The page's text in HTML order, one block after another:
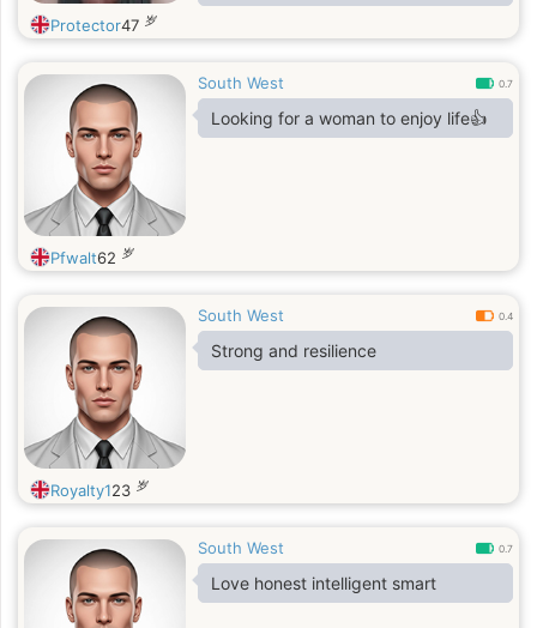
Canada as a Canadian who's lived in
England for 39/46 years of my life. I
many-hobbies &
interests. Am Kind, gentle, sociable,
Protector47 岁
South West 0.7
Looking for a woman to enjoy life👍
Pfwalt62 岁
South West 0.4
Strong and resilience
Royalty123 岁
South West 0.7
Love honest intelligent smart